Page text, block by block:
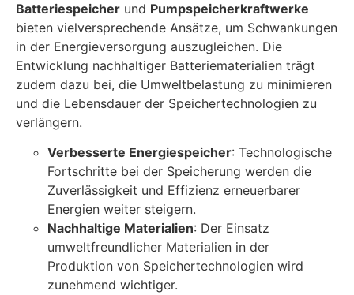
Batteriespeicher und Pumpspeicherkraftwerke
bieten vielversprechende Ansätze, um Schwankungen
in der Energieversorgung auszugleichen. Die
Entwicklung nachhaltiger Batteriematerialien trägt
zudem dazu bei, die Umweltbelastung zu minimieren
und die Lebensdauer der Speichertechnologien zu
verlängern.
Verbesserte Energiespeicher: Technologische
Fortschritte bei der Speicherung werden die
Zuverlässigkeit und Effizienz erneuerbarer
Energien weiter steigern.
Nachhaltige Materialien: Der Einsatz
umweltfreundlicher Materialien in der
Produktion von Speichertechnologien wird
zunehmend wichtiger.